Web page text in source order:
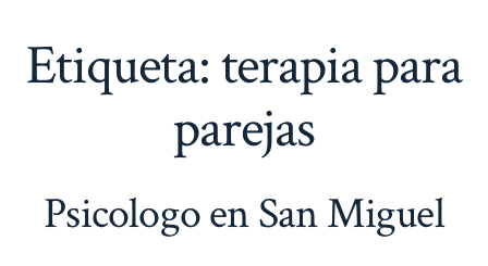
Etiqueta:terapia para
parejas
Psicologo en San Miguel